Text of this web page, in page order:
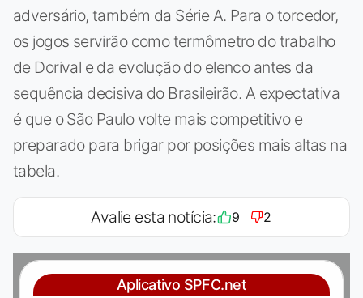
adversário, também da Série A. Para o torcedor,
os jogos servirão como termômetro do trabalho
de Dorival e da evolução do elenco antes da
sequência decisiva do Brasileirão. A expectativa
é que o São Paulo volte mais competitivo e
preparado para brigar por posições mais altas na
tabela.
Avalie esta notícia: 9 2
Aplicativo SPFC.net